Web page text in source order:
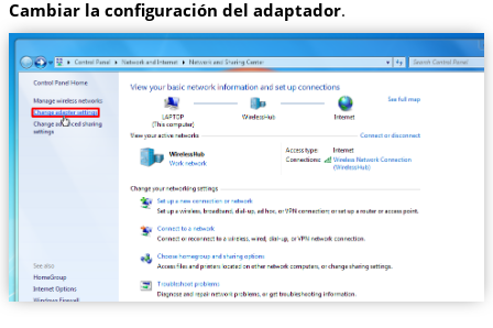
Cambiar la configuración del adaptador.